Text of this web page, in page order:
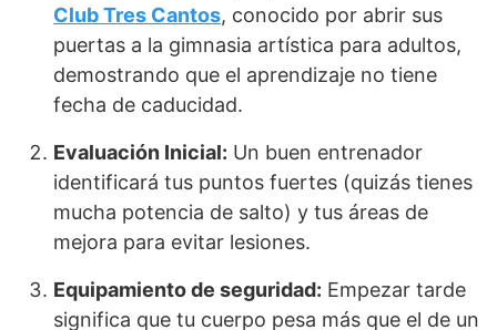
Club Tres Cantos, conocido por abrir sus
puertas a la gimnasia artística para adultos,
demostrando que el aprendizaje no tiene
fecha de caducidad.
Evaluación Inicial: Un buen entrenador
identificará tus puntos fuertes (quizás tienes
mucha potencia de salto) y tus áreas de
mejora para evitar lesiones.
Equipamiento de seguridad: Empezar tarde
significa que tu cuerpo pesa más que el de un